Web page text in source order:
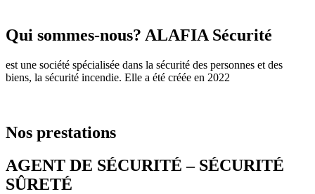
Qui sommes-nous? ALAFIA Sécurité
est une société spécialisée dans la sécurité des personnes et des
biens, la sécurité incendie. Elle a été créée en 2022
Nos prestations
AGENT DE SÉCURITÉ – SÉCURITÉ
SÛRETÉ